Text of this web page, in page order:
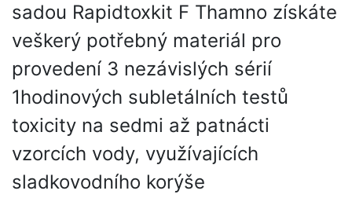
sadou Rapidtoxkit F Thamno získáte
veškerý potřebný materiál pro
provedení 3 nezávislých sérií
1hodinových subletálních testů
toxicity na sedmi až patnácti
vzorcích vody, využívajících
sladkovodního korýše